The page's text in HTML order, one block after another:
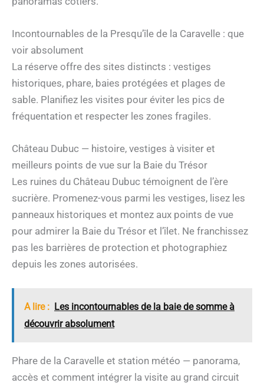
Incontournables de la Presqu’île de la Caravelle : que
voir absolument
La réserve offre des sites distincts : vestiges
historiques, phare, baies protégées et plages de
sable. Planifiez les visites pour éviter les pics de
fréquentation et respecter les zones fragiles.
Château Dubuc — histoire, vestiges à visiter et
meilleurs points de vue sur la Baie du Trésor
Les ruines du Château Dubuc témoignent de l’ère
sucrière. Promenez-vous parmi les vestiges, lisez les
panneaux historiques et montez aux points de vue
pour admirer la Baie du Trésor et l’îlet. Ne franchissez
pas les barrières de protection et photographiez
depuis les zones autorisées.
A lire : Les incontournables de la baie de somme à
découvrir absolument
Phare de la Caravelle et station météo — panorama,
accès et comment intégrer la visite au grand circuit